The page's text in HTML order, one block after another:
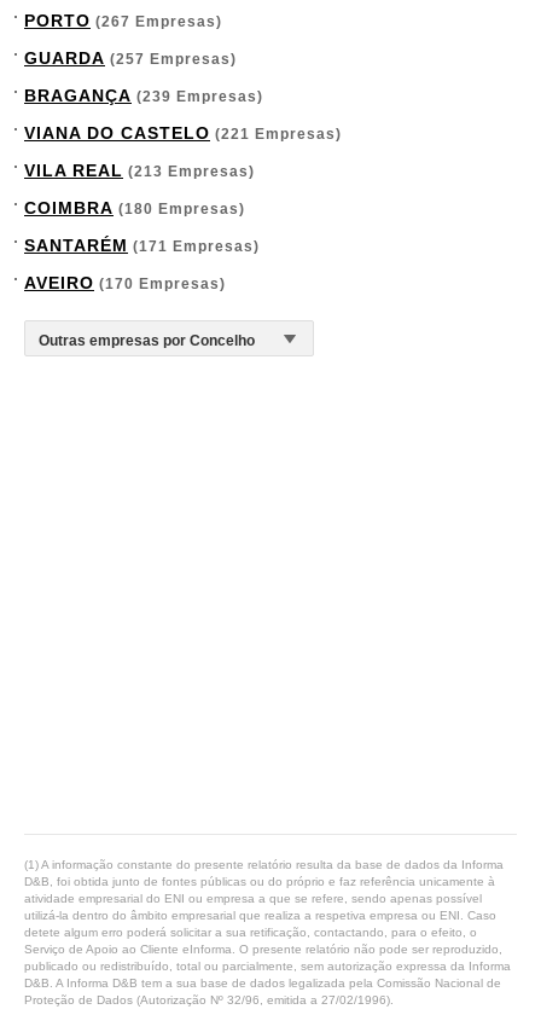
PORTO (267 Empresas)
GUARDA (257 Empresas)
BRAGANÇA (239 Empresas)
VIANA DO CASTELO (221 Empresas)
VILA REAL (213 Empresas)
COIMBRA (180 Empresas)
SANTARÉM (171 Empresas)
AVEIRO (170 Empresas)
(1) A informação constante do presente relatório resulta da base de dados da Informa
D&B, foi obtida junto de fontes públicas ou do próprio e faz referência unicamente à
atividade empresarial do ENI ou empresa a que se refere, sendo apenas possível
utilizá-la dentro do âmbito empresarial que realiza a respetiva empresa ou ENI. Caso
detete algum erro poderá solicitar a sua retificação, contactando, para o efeito, o
Serviço de Apoio ao Cliente eInforma. O presente relatório não pode ser reproduzido,
publicado ou redistribuído, total ou parcialmente, sem autorização expressa da Informa
D&B. A Informa D&B tem a sua base de dados legalizada pela Comissão Nacional de
Proteção de Dados (Autorização Nº 32/96, emitida a 27/02/1996).